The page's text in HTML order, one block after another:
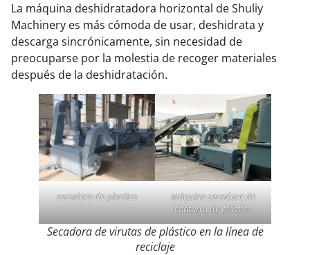
La máquina deshidratadora horizontal de Shuliy
Machinery es más cómoda de usar, deshidrata y
descarga sincrónicamente, sin necesidad de
preocuparse por la molestia de recoger materiales
después de la deshidratación.
secadora de plastico
Máquina secadora de
chatarra de plástico
Secadora de virutas de plástico en la línea de
reciclaje